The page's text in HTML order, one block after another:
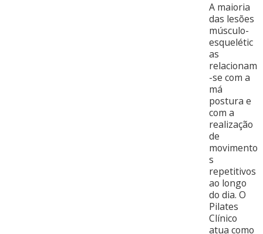
A maioria
das lesões
músculo-
esquelétic
as
relacionam
-se com a
má
postura e
com a
realização
de
movimento
s
repetitivos
ao longo
do dia. O
Pilates
Clínico
atua como